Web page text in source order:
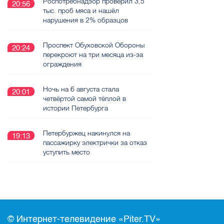
20:56
тыс. проб мяса и нашёл
нарушения в 2% образцов
20:24
Проспект Обуховской Обороны
перекроют на три месяца из-за
ограждения
20:01
Ночь на 6 августа стала
четвёртой самой тёплой в
истории Петербурга
19:13
Петербуржец накинулся на
пассажирку электрички за отказ
уступить место
© Интернет-телевидение «Piter.TV»